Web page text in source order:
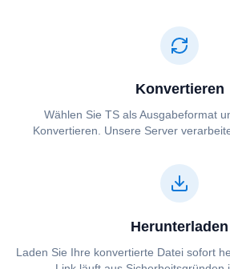
Konvertieren
Wählen Sie ⁦⁦TS⁩⁩ als Ausgabeformat
Konvertieren. Unsere Server
Herunterladen
Laden Sie Ihre konvertierte Datei sofort